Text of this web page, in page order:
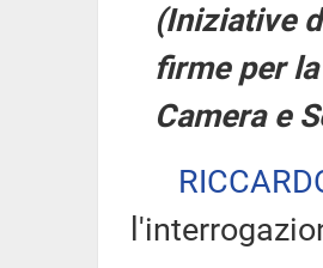
(Iniziative
firme per
Camera e